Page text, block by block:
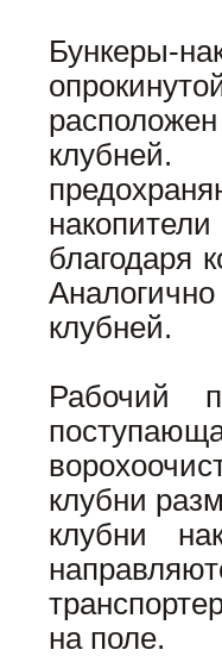
Бункеры-
клубней.
благодаря
клубней.
Рабочий
клубни
клубни
на поле.